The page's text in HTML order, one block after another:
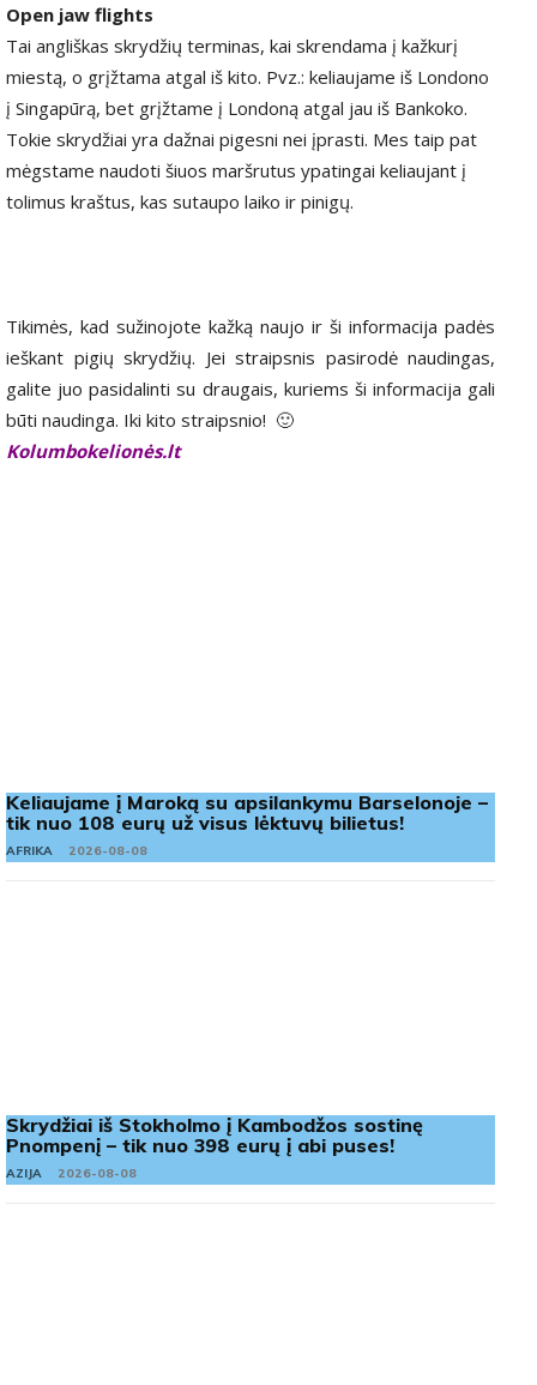
Open jaw flights
Tai angliškas skrydžių terminas, kai skrendama į kažkurį
miestą, o grįžtama atgal iš kito. Pvz.: keliaujame iš Londono
į Singapūrą, bet grįžtame į Londoną atgal jau iš Bankoko.
Tokie skrydžiai yra dažnai pigesni nei įprasti. Mes taip pat
mėgstame naudoti šiuos maršrutus ypatingai keliaujant į
tolimus kraštus, kas sutaupo laiko ir pinigų.
Tikimės, kad sužinojote kažką naujo ir ši informacija padės
ieškant pigių skrydžių. Jei straipsnis pasirodė naudingas,
galite juo pasidalinti su draugais, kuriems ši informacija gali
būti naudinga. Iki kito straipsnio! 🙂
Kolumbokelionės.lt
Keliaujame į Maroką su apsilankymu Barselonoje –
tik nuo 108 eurų už visus lėktuvų bilietus!
AFRIKA 2026-08-08
Skrydžiai iš Stokholmo į Kambodžos sostinę
Pnompenį – tik nuo 398 eurų į abi puses!
AZIJA 2026-08-08